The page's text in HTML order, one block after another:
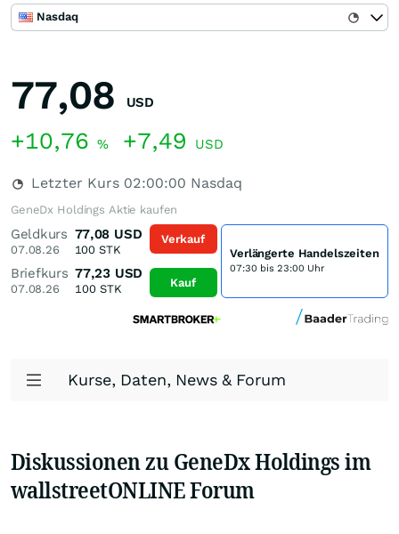
Nasdaq
77,08 USD
+10,76 % +7,49 USD
Letzter Kurs 02:00:00 Nasdaq
GeneDx Holdings Aktie kaufen
Geldkurs
07.08.26
77,08 USD
100 STK
Briefkurs
07.08.26
77,23 USD
100STK
Verkauf
Kauf
Verlängerte Handelszeiten
07:30 bis 23:00 Uhr
Kurse, Daten, News & Forum
Diskussionen zu GeneDx Holdings im
wallstreetONLINE Forum